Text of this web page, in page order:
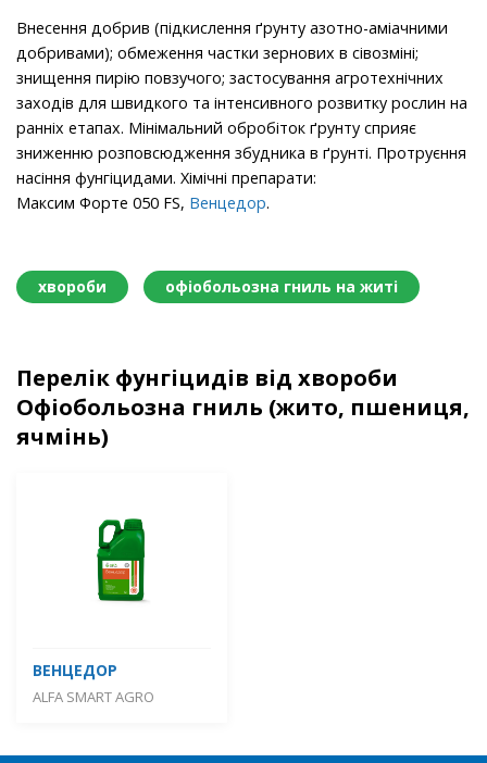
Внесення добрив (підкислення ґрунту азотно-аміачними
добривами); обмеження частки зернових в сівозміні;
знищення пирію повзучого; застосування агротехнічних
заходів для швидкого та інтенсивного розвитку рослин на
ранніх етапах. Мінімальний обробіток ґрунту сприяє
зниженню розповсюдження збудника в ґрунті. Протруєння
насіння фунгіцидами. Хімічні препарати:
Максим Форте 050 FS, Венцедор.
хвороби офіобольозна гниль на житі
Перелік фунгіцидів від хвороби
Офіобольозна гниль (жито, пшениця,
ячмінь)
ВЕНЦЕДОР
ALFA SMART AGRO